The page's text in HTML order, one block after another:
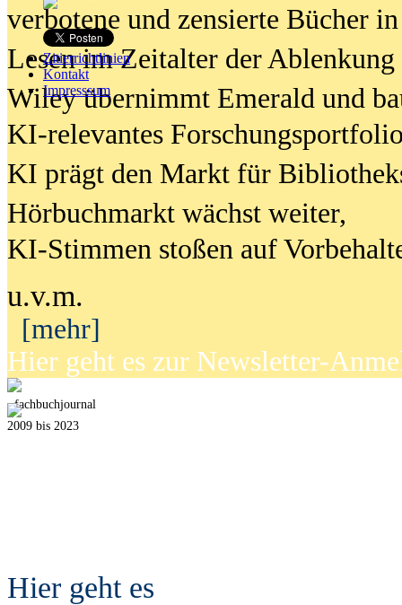
Zitierrichtlinien
Kontakt
Impresssum
verbotene und zensierte Bücher
Lesen im Zeitalter der Ablenkung
Wiley übernimmt Emerald und
KI-relevantes
KI prägt den Markt für
Hörbuchmarkt wächst weiter,
KI-Stimmen stoßen auf
u.v.m.
[mehr]
Hier geht es zur Newsletter-
fachbuchjournal
2009 bis 2023
Hier geht es